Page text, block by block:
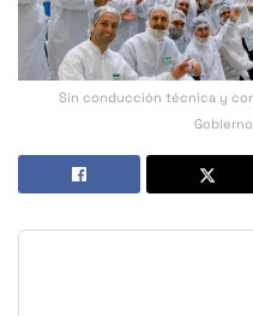
Sin conducción técnica y